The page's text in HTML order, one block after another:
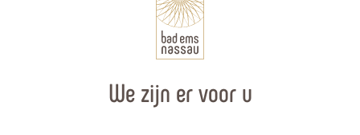
We zijn er voor u